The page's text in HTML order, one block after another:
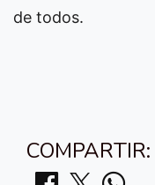
de todos.
COMPARTIR: